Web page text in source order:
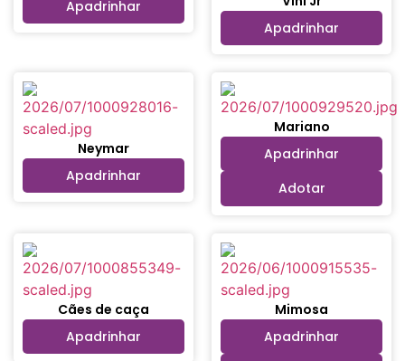
Apadrinhar
Apadrinhar
Neymar
Apadrinhar
Mariano
Apadrinhar
Adotar
Cães de caça
Apadrinhar
Mimosa
Apadrinhar